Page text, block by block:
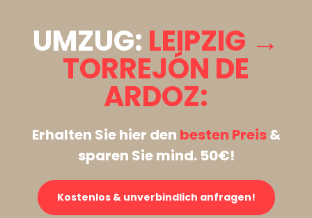
UMZUG: LEIPZIG →
TORREJÓN DE
ARDOZ:
Erhalten Sie hier den besten Preis&
sparen Sie mind. 50€!
Kostenlos & unverbindlich anfragen!